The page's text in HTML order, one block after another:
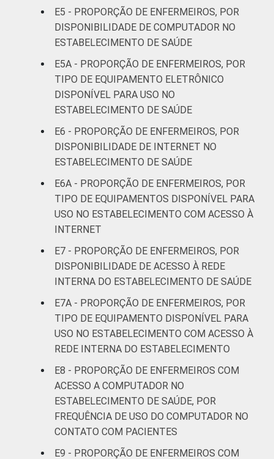
Respostas estimuladas. Dados coletados
entre setembro de 2014 e março de 2015.
Fonte: NIC.br - set 2014 / mar 2015
E5 - PROPORÇÃO DE ENFERMEIROS, POR
DISPONIBILIDADE DE COMPUTADOR NO
ESTABELECIMENTO DE SAÚDE
E5A - PROPORÇÃO DE ENFERMEIROS, POR
TIPO DE EQUIPAMENTO ELETRÔNICO
DISPONÍVEL PARA USO NO
ESTABELECIMENTO DE SAÚDE
E6 - PROPORÇÃO DE ENFERMEIROS, POR
DISPONIBILIDADE DE INTERNET NO
ESTABELECIMENTO DE SAÚDE
E6A - PROPORÇÃO DE ENFERMEIROS, POR
TIPO DE EQUIPAMENTOS DISPONÍVEL PARA
USO NO ESTABELECIMENTO COM ACESSO À
INTERNET
E7 - PROPORÇÃO DE ENFERMEIROS, POR
DISPONIBILIDADE DE ACESSO À REDE
INTERNA DO ESTABELECIMENTO DE SAÚDE
E7A - PROPORÇÃO DE ENFERMEIROS, POR
TIPO DE EQUIPAMENTO DISPONÍVEL PARA
USO NO ESTABELECIMENTO COM ACESSO À
REDE INTERNA DO ESTABELECIMENTO
E8 - PROPORÇÃO DE ENFERMEIROS COM
ACESSO A COMPUTADOR NO
ESTABELECIMENTO DE SAÚDE, POR
FREQUÊNCIA DE USO DO COMPUTADOR NO
CONTATO COM PACIENTES
E9 - PROPORÇÃO DE ENFERMEIROS COM